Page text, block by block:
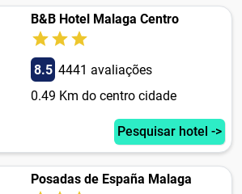
B&B Hotel Malaga Centro
8.5 4441 avaliações
0.49 Km do centro cidade
Pesquisar hotel ->
Posadas de España Malaga